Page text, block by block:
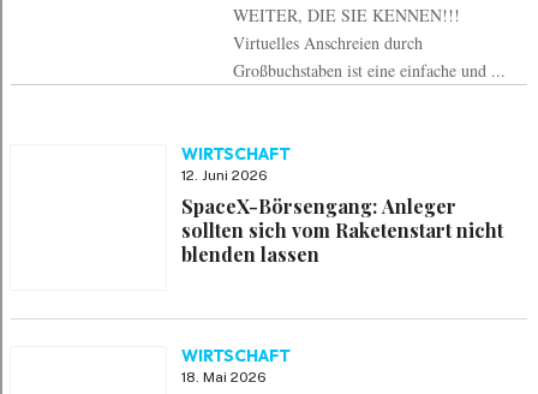
WEITER, DIE SIE KENNEN!!!
Virtuelles Anschreien durch
Großbuchstaben ist eine einfache und ...
WIRTSCHAFT
12. Juni 2026
SpaceX-Börsengang: Anleger
sollten sich vom Raketenstart nicht
blenden lassen
WIRTSCHAFT
18. Mai 2026